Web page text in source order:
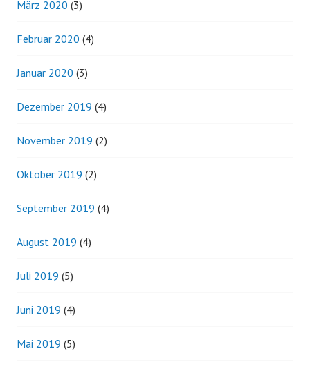
März 2020 (3)
Februar 2020 (4)
Januar 2020 (3)
Dezember 2019 (4)
November 2019 (2)
Oktober 2019 (2)
September 2019 (4)
August 2019 (4)
Juli 2019 (5)
Juni 2019 (4)
Mai 2019 (5)